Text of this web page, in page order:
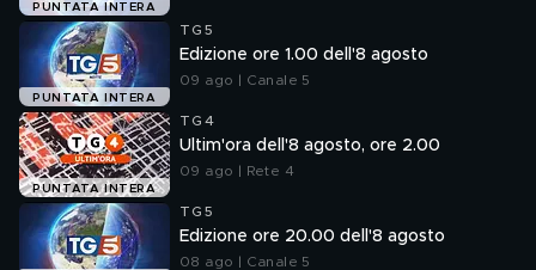
PUNTATA INTERA
PUNTATA INTERA
TG5
Edizione ore 1.00 dell'8 agosto
09 ago | Canale 5
PUNTATA INTERA
TG4
Ultim'ora dell'8 agosto, ore 2.00
09 ago | Rete 4
TG5
Edizione ore 20.00 dell'8 agosto
08 ago | Canale 5